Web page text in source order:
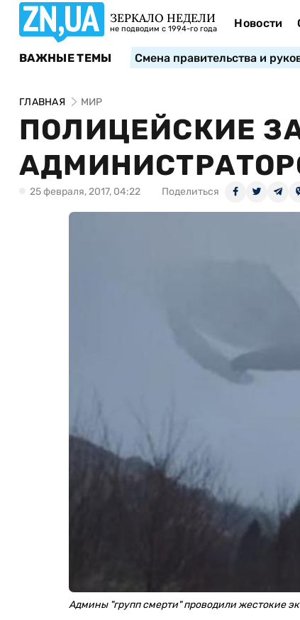
ЗЕРКАЛО НЕДЕЛИ
не подводим с 1994-го года Новости
ВАЖНЫЕ ТЕМЫ Смена правительства и
ГЛАВНАЯ МИР
ПОЛИЦЕЙСКИЕ
25 февраля, 2017, 04:22 Поделиться
Админы "групп смерти" проводили жестокие